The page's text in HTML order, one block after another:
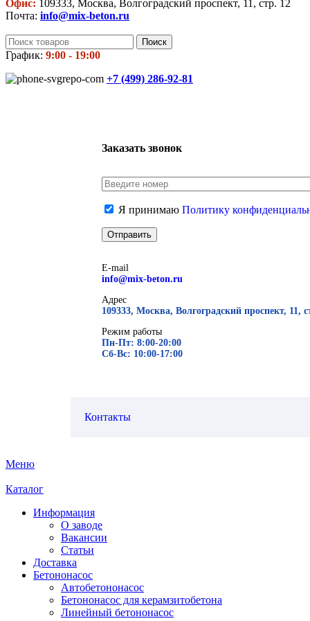
Офис: 109333, Москва, Волгоградский проспект, 11, стр. 12
Почта: info@mix-beton.ru
Поиск
График: 9:00 - 19:00
+7 (499) 286-92-81
Заказать звонок
Я принимаю Политику
E-mail
info@mix-beton.ru
Адрес
109333, Москва, Волгоградский проспект, 11,
Режим работы
Пн-Пт: 8:00-20:00
Сб-Вс: 10:00-17:00
Контакты
Меню
Каталог
Информация
О заводе
Вакансии
Статьи
Доставка
Бетононасос
Автобетононасос
Бетононасос для керамзитобетона
Линейный бетононасос